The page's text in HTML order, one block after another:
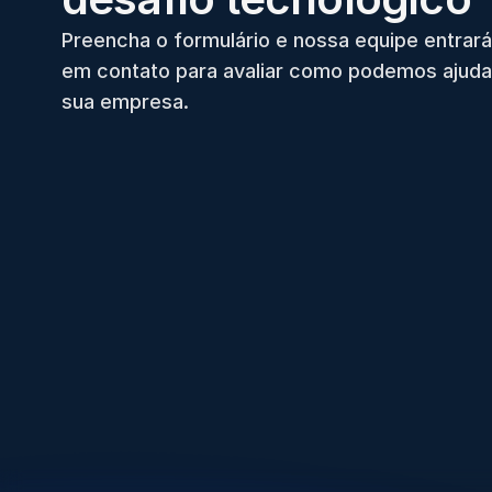
Preencha o formulário e nossa equipe entrará
em contato para avaliar como podemos
sua empresa.